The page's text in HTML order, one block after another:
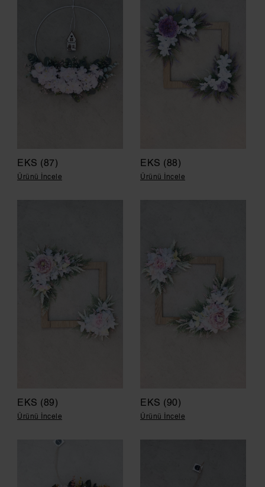
EKS (87)
Ürünü İncele
EKS (88)
Ürünü İncele
EKS (89)
Ürünü İncele
EKS (90)
Ürünü İncele